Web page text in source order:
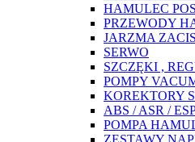
HAMULEC
PRZEWODY
JARZMA
SERWO
SZCZĘKI ,
POMPY
KOREKTORY
ABS / ASR /
POMPA
ZESTAWY